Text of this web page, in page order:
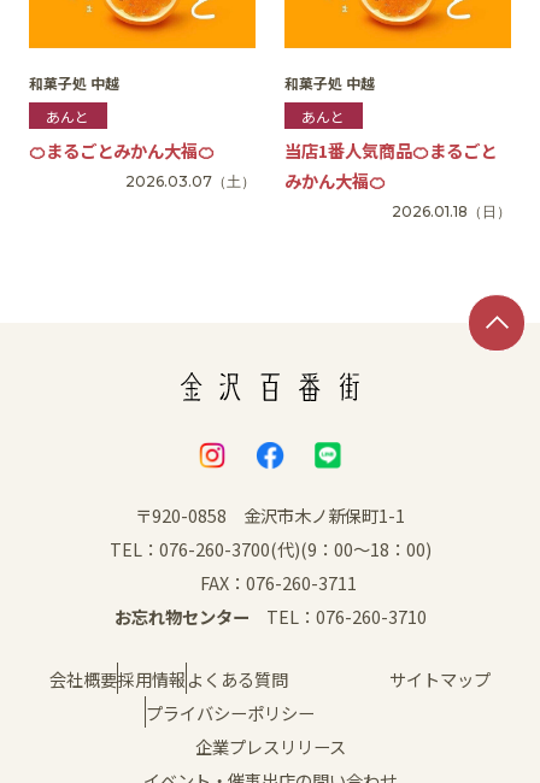
和菓子処 中越
あんと
🍊まるごとみかん大福🍊
2026.03.07 （土）
和菓子処 中越
あんと
当店1番人気商品🍊まるごと
みかん大福🍊
2026.01.18 （日）
〒920-0858 金沢市木ノ新保町1-1
TEL：076-260-3700(代)(9：00～18：00)
FAX：076-260-3711
お忘れ物センター TEL：076-260-3710
会社概要採用情報よくある質問
サイトマップ
プライバシーポリシー
企業プレスリリース